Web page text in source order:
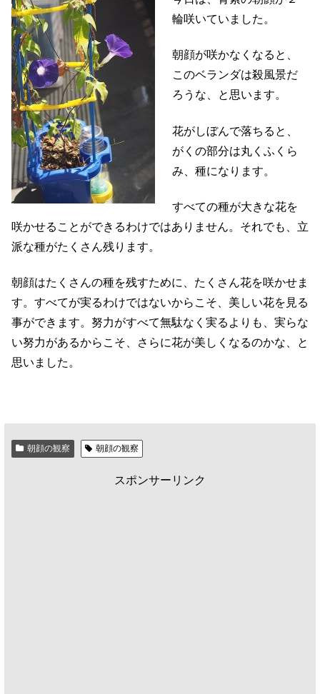
輪咲いていました。
朝顔が咲かなくなると、
このベランダは殺風景だ
ろうな、と思います。
花がしぼんで落ちると、
がくの部分は丸くふくら
み、種になります。
すべての種が大きな花を
咲かせることができるわけではありません。それでも、立
派な種がたくさん残ります。
朝顔はたくさんの種を残すために、たくさん花を咲かせま
す。すべてが実るわけではないからこそ、美しい花を見る
事ができます。努力がすべて無駄なく実るよりも、実らな
い努力があるからこそ、さらに花が美しくなるのかな、と
思いました。
朝顔の観察 朝顔の観察
スポンサーリンク